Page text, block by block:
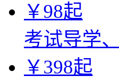
￥98起
考试导学
￥398起